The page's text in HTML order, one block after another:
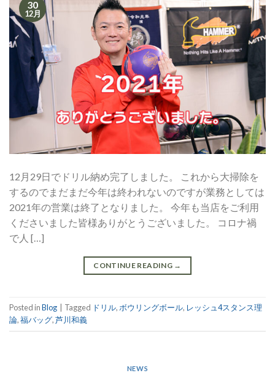
30
12月
12月29日でドリル納め完了しました。 これから大掃除を
するのでまだまだ今年は終われないのですが業務としては
2021年の営業は終了となりました。 今年も当店をご利用
くださいました皆様ありがとうございました。 コロナ禍
で人 […]
CONTINUE READING →
Posted inBlog Tagged ドリル, ボウリングボール, レッシュ4スタンス理
論,福バッグ,芦川和義
NEWS